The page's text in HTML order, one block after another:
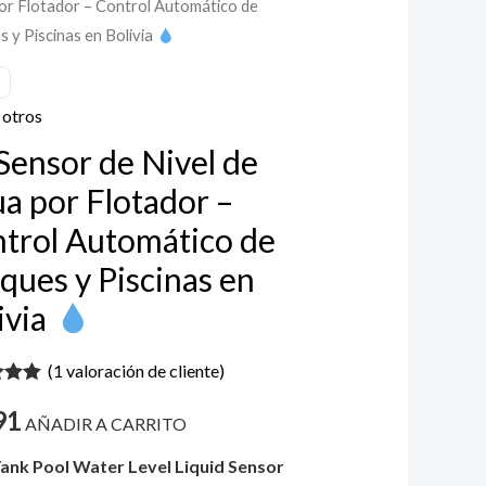
Flotador – Control Automático de
y Piscinas en Bolivia
otros
de Nivel de
por Flotador –
Automático de
y Piscinas en
en
(1 valoración de cliente)
AÑADIR A CARRITO
Pool Water Level Liquid Sensor